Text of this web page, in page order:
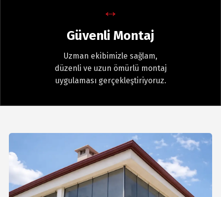
↔
Güvenli Montaj
Uzman ekibimizle sağlam,
düzenli ve uzun ömürlü montaj
uygulaması gerçekleştiriyoruz.